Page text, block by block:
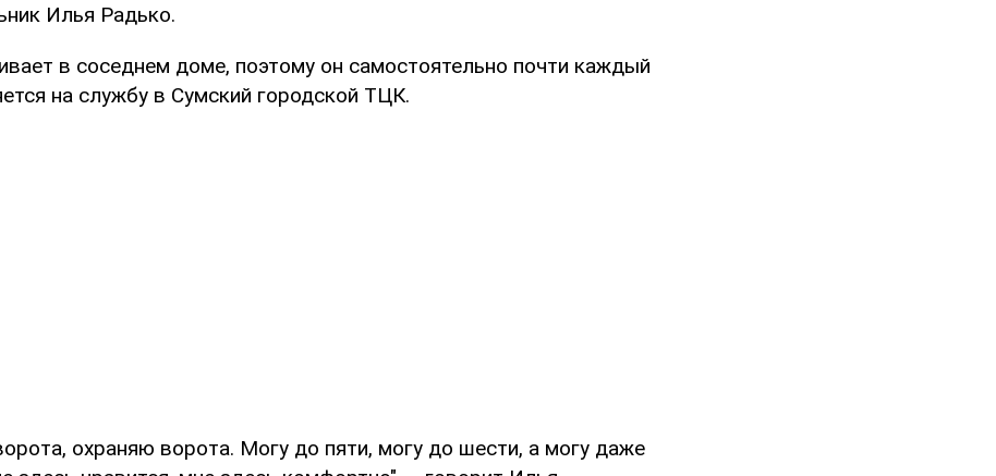
Илья Радько.
в соседнем доме, поэтому он самостоятельно почти каждый
на службу в Сумский городской ТЦК.
охраняю ворота. Могу до пяти, могу до шести, а могу даже